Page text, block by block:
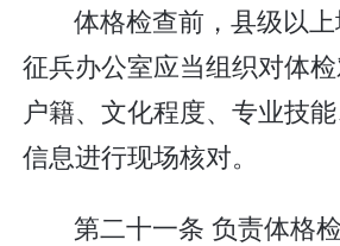
体格检查前，县级以
征兵办公室应当组织对体检
户籍、文化程度、专业技
信息进行现场核对。
第二十一条 负责体格